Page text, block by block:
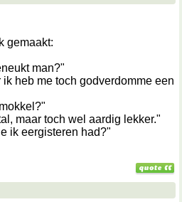
gemaakt:
man?"
heb me toch godverdomme een
maar toch wel aardig lekker."
ik eergisteren had?"